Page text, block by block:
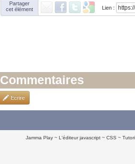
Partager
cet élément
Lien :
Commentaires
Ecrire
Jamma Play L'éditeur javascript CSS